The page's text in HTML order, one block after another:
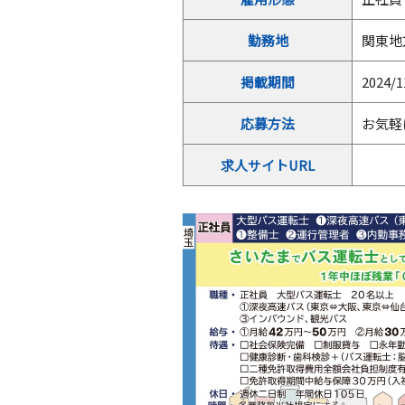
勤務地 関東
掲載期間 2024/
応募方法 お気
求人サイトURL